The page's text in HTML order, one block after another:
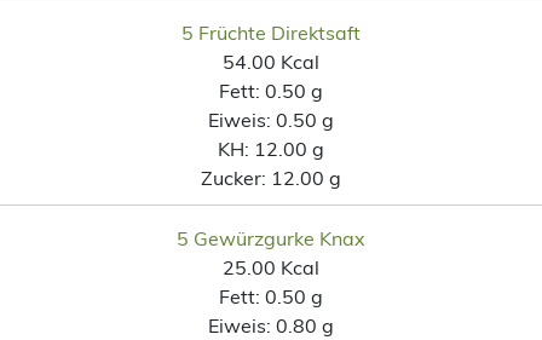
5 Früchte Direktsaft
54.00 Kcal
Fett: 0.50 g
Eiweis: 0.50 g
KH: 12.00 g
Zucker: 12.00 g
5 Gewürzgurke Knax
25.00 Kcal
Fett: 0.50 g
Eiweis: 0.80 g